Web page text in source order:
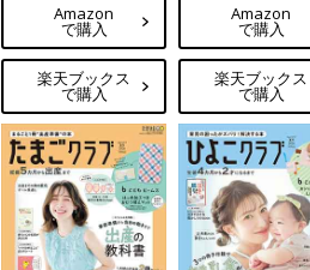
Amazon
で購入
楽天ブックス
で購入
Amazon
で購入
楽天ブックス
で購入